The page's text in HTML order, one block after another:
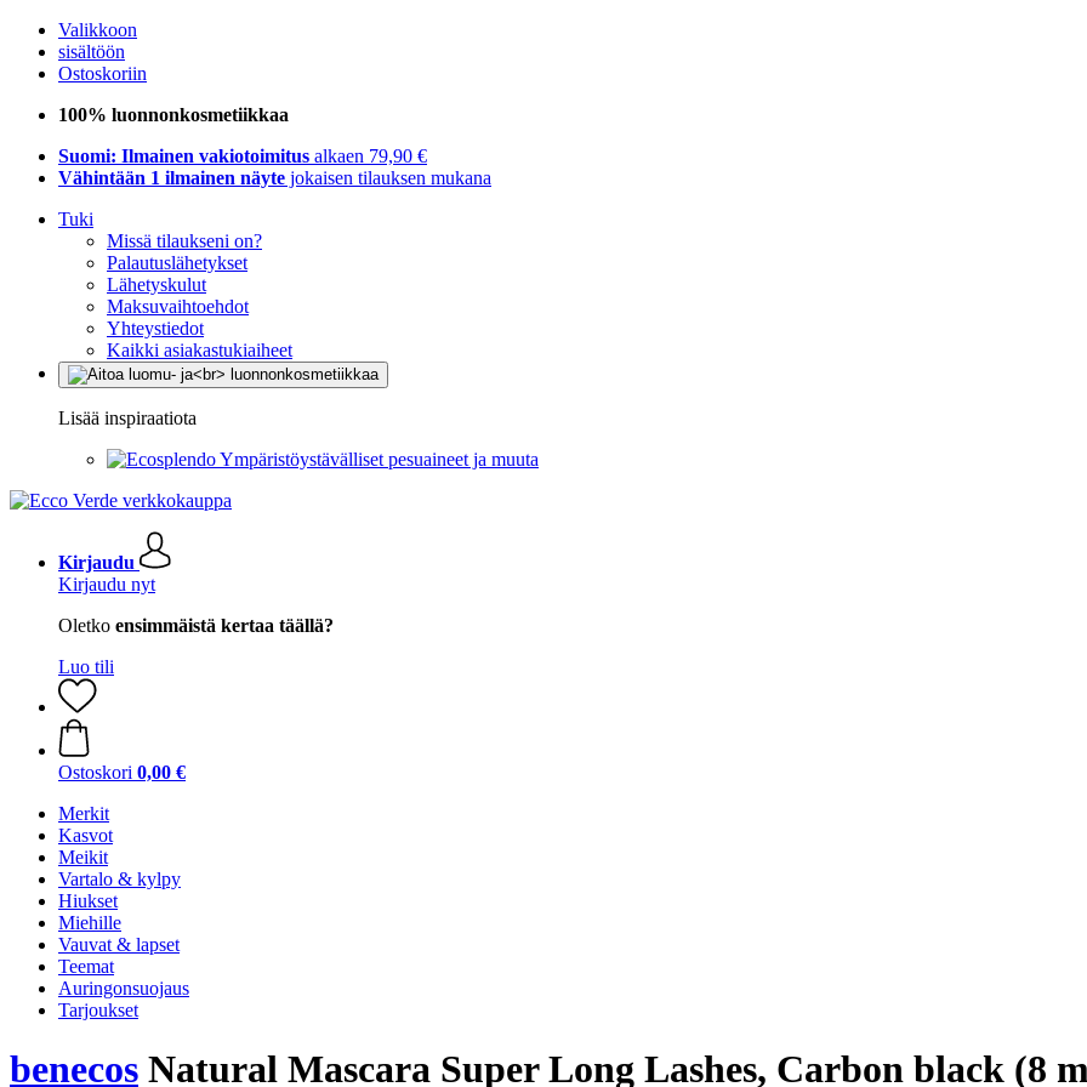
Valikkoon
sisältöön
Ostoskoriin
100% luonnonkosmetiikkaa
Suomi: Ilmainen vakiotoimitus alkaen 79,90 €
Vähintään 1 ilmainen näyte jokaisen tilauksen mukana
Tuki
Missä tilaukseni on?
Palautuslähetykset
Lähetyskulut
Maksuvaihtoehdot
Yhteystiedot
Kaikki asiakastukiaiheet
Lisää inspiraatiota
Ympäristöystävälliset pesuaineet ja muuta
Kirjaudu
Kirjaudu nyt
Oletko ensimmäistä kertaa täällä?
Luo tili
Ostoskori 0,00 €
Merkit
Kasvot
Meikit
Vartalo & kylpy
Hiukset
Miehille
Vauvat & lapset
Teemat
Auringonsuojaus
Tarjoukset
benecos Natural Mascara Super Long Lashes, Carbon black (8